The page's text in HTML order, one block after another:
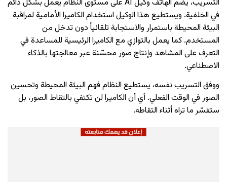
التسريب، يضم الهاتف وكيل AI على مستوى النظام يعمل بشكل دائم
في الخلفية. ويستطيع هذا الوكيل استخدام الكاميرا الأمامية لمراقبة
البيئة المحيطة باستمرار والاستجابة تلقائياً دون تدخل من
المستخدم. كما يعمل بالتوازي مع الكاميرا الرئيسية للمساعدة في
التعرف على المشاهد وإنتاج صور محسّنة عبر معالجتها بالذكاء
الاصطناعي.
ووفق التسريب نفسه، يستطيع النظام فهم البيئة المحيطة وتحسين
الصور في الوقت الفعلي. أي أن الكاميرا لن تكتفي بالتقاط الصور، بل
ستفسّر ما تراه أثناء التقاطه.